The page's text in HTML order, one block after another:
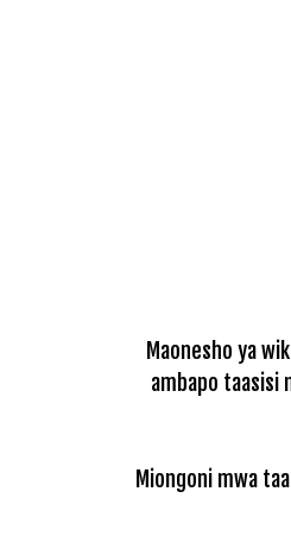
Maonesho ya
ambapo taasisi
Miongoni mwa